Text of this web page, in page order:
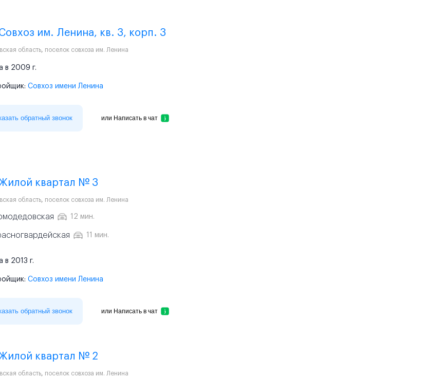
им. Ленина, кв. 3, корп. 3
область, поселок совхоза им. Ленина
в 2009 г.
Совхоз имени Ленина
обратный звонок или Написать в чат
квартал № 3
область, поселок совхоза им. Ленина
12 мин.
11 мин.
в 2013 г.
Совхоз имени Ленина
обратный звонок или Написать в чат
квартал № 2
область, поселок совхоза им. Ленина